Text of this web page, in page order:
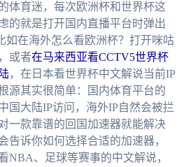
体育迷，每次欧洲杯和世界杯这
的就是打开国内直播平台时弹出
在海外怎么看欧洲杯？打开咪咕
或者在马来西亚看CCTV5世界杯
，在日本看世界杯中文解说当前IP
源其实很简单：国内体育平台的
国大陆IP访问，海外IP自然会被拦
一款靠谱的回国加速器就能解决
告诉你如何选择合适的加速器，
NBA、足球等赛事的中文解说，